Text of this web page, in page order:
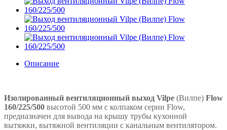
Описание
Изолированный вентиляционный выход Vilpe (Вилпе) Flow
160/225/500 высотой 500 мм с колпаком серии Flow,
предназначен для вывода на крышу трубы кухонной
вытяжки, вытяжной вентиляции с канальным вентилятором.